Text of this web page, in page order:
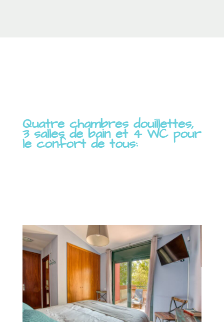
Quatre chambres douillettes,
3 salles de bain et 4 WC pour
le confort de tous: